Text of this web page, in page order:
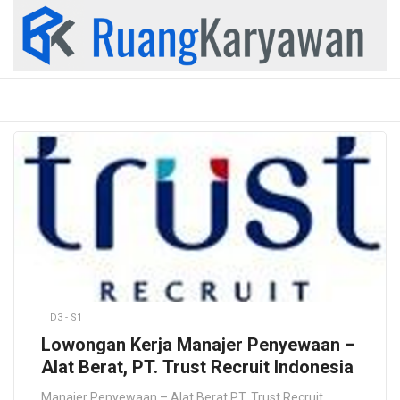
content
D3 - S1
Lowongan Kerja Manajer Penyewaan –
Alat Berat, PT. Trust Recruit Indonesia
Manajer Penyewaan – Alat Berat PT. Trust Recruit